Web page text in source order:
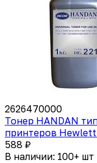
2626470000
Тонер HANDAN
принтеров Hewlett
588 ₽
В наличии: 100+ шт